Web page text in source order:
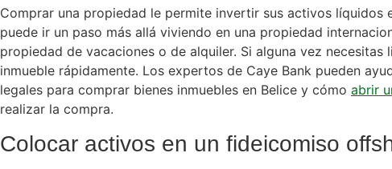
Comprar una propiedad le permite invertir sus activos líquidos
puede ir un paso más allá viviendo en una propiedad
propiedad de vacaciones o de alquiler. Si alguna vez necesitas
inmueble rápidamente. Los expertos de Caye Bank pueden
legales para comprar bienes inmuebles en Belice y cómo abrir
realizar la compra.
Colocar activos en un fideicomiso